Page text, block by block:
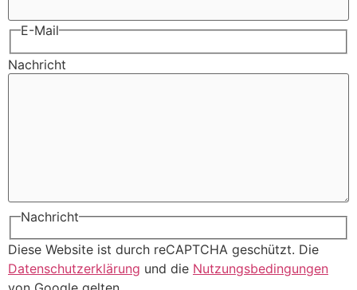
E-Mail
Nachricht
Nachricht
Diese Website ist durch reCAPTCHA geschützt. Die
Datenschutzerklärung und die Nutzungsbedingungen